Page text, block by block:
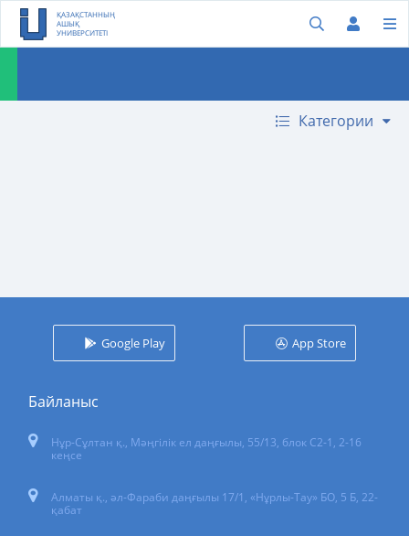
ҚАЗАҚСТАННЫҢ
АШЫҚ
УНИВЕРСИТЕТІ
Категории
Google Play App Store
Байланыс
Нұр-Сұлтан қ., Мәңгілік ел даңғылы, 55/13, блок С2-1, 2-16
кеңсе
Алматы қ., әл-Фараби даңғылы 17/1, «Нұрлы-Тау» БО, 5 Б, 22-
қабат